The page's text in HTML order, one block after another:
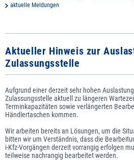
aktuelle Meldungen
Aktueller Hinweis zur
Zulassungsstelle
Aufgrund einer derzeit sehr hohen
Zulassungsstelle aktuell zu längeren
Terminkapazitäten sowie verlängerten
Händlertaschen kommen.
Wir arbeiten bereits an Lösungen, um die
bitten wir um Verständnis, dass die
i-Kfz-Vorgängen derzeit vorrangig erfolgen
teilweise nachrangig bearbeitet werden.